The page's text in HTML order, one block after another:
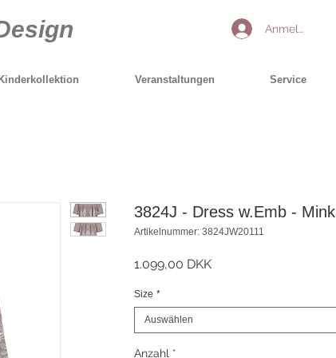
Anmelden
Kinderkollektion Veranstaltungen Service
3824J - Dress w.Emb - Mink
Artikelnummer: 3824JW20111
1.099,00 DKKPreis
Size *
Auswählen
Anzahl *